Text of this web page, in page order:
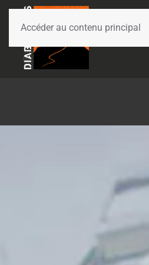
Accéder au contenu principal